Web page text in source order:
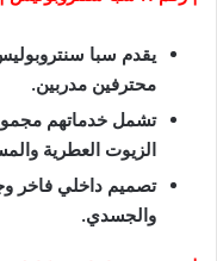
يقدم سبا
محترفين مدربين.
تشمل خدماتهم
الزيوت العطرية
تصميم داخلي فاخر
والجسدي.